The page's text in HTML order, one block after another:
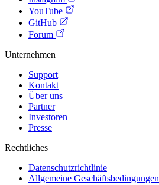
YouTube
GitHub
Forum
Unternehmen
Support
Kontakt
Über uns
Partner
Investoren
Presse
Rechtliches
Datenschutzrichtlinie
Allgemeine Geschäftsbedingungen